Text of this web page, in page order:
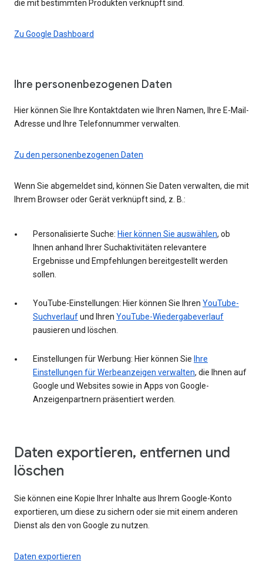
die mit bestimmten Produkten verknüpft sind.
Zu Google Dashboard
Ihre personenbezogenen Daten
Hier können Sie Ihre Kontaktdaten wie Ihren Namen, Ihre E-Mail-
Adresse und Ihre Telefonnummer verwalten.
Zu den personenbezogenen Daten
Wenn Sie abgemeldet sind, können Sie Daten verwalten, die mit
Ihrem Browser oder Gerät verknüpft sind, z. B.:
Personalisierte Suche: Hier können Sie auswählen, ob
Ihnen anhand Ihrer Suchaktivitäten relevantere
Ergebnisse und Empfehlungen bereitgestellt werden
sollen.
YouTube-Einstellungen: Hier können Sie Ihren YouTube-
Suchverlaufund Ihren YouTube-Wiedergabeverlauf
pausieren und löschen.
Einstellungen für Werbung: Hier können Sie Ihre
Einstellungen für Werbeanzeigen verwalten, die Ihnen auf
Google und Websites sowie in Apps von Google-
Anzeigenpartnern präsentiert werden.
Daten exportieren, entfernen und
löschen
Sie können eine Kopie Ihrer Inhalte aus Ihrem Google-Konto
exportieren, um diese zu sichern oder sie mit einem anderen
Dienst als den von Google zu nutzen.
Daten exportieren